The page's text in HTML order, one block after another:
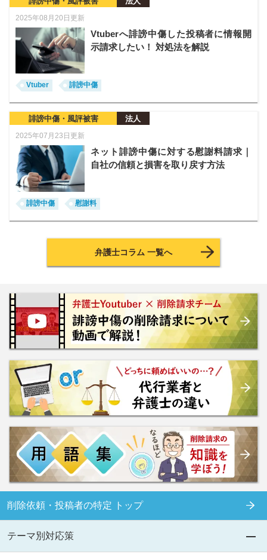
2025年08月20日更新
Vtuberへ誹謗中傷した投稿者に情報開
示請求したい！ 対処法を解説
Vtuber 誹謗中傷
誹謗中傷・風評被害 法人
2025年07月23日更新
ネット誹謗中傷に対する慰謝料請求｜
自社の信頼と損害を取り戻す方法
誹謗中傷 慰謝料
弁護士コラム 一覧へ
削除依頼・投稿者の特定 トップ
テーマ別対応策